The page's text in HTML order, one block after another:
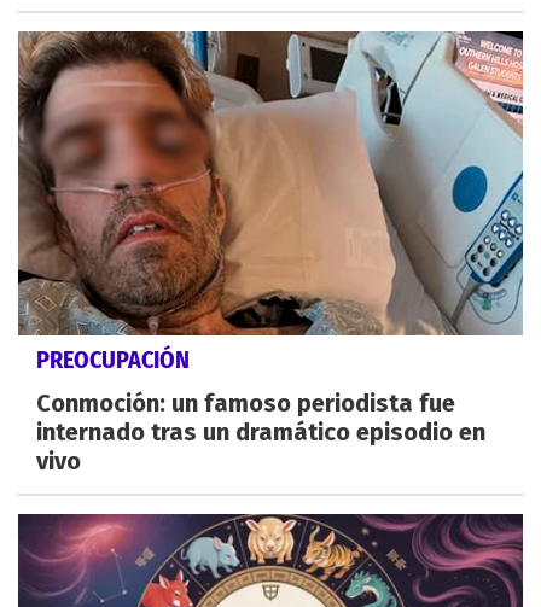
PREOCUPACIÓN
Conmoción: un famoso periodista fue
internado tras un dramático episodio en
vivo